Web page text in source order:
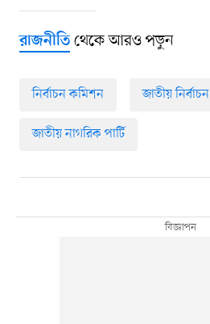
রাজনীতিথেকে আরও পড়ুন
নির্বাচন কমিশন জাতীয় নির্বাচন
জাতীয় নাগরিক পার্টি